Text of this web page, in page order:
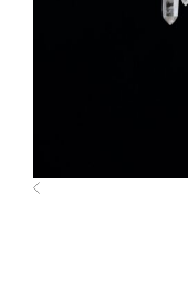
Previous